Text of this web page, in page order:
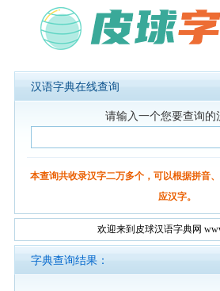
汉语字典在线查询
请输入一个您要查询的
本查询共收录汉字二万多个，可以根据拼音
应汉字。
欢迎来到皮球汉语字典网
字典查询结果：